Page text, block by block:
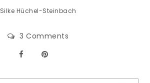
Silke Hüchel-Steinbach
3 Comments